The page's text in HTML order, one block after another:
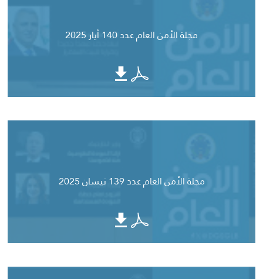
مجلة الأمن العام عدد 140 أيار 2025
مجلة الأمن العام عدد 139 نيسان 2025